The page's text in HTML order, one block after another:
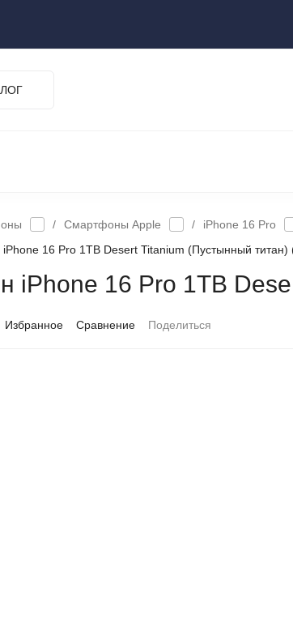
/ Смартфоны Apple / iPhone 16 Pro
16 Pro 1TB Desert Titanium (Пустынный титан)
iPhone 16 Pro 1TB
Избранное Сравнение Поделиться